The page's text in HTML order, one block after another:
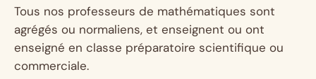
Tous nos professeurs de mathématiques sont
agrégés ou normaliens, et enseignent ou ont
enseigné en classe préparatoire scientifique ou
commerciale.